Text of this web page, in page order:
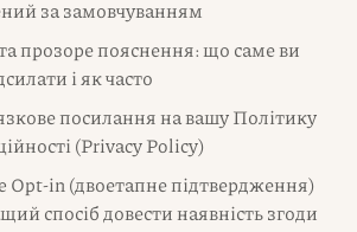
за замовчуванням
прозоре пояснення: що саме ви
і як часто
посилання на вашу Політику
(Privacy Policy)
Opt-in (двоетапне підтвердження)
спосіб довести наявність згоди